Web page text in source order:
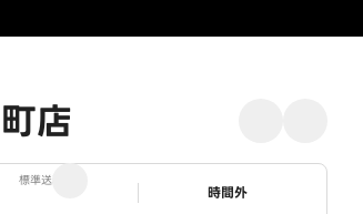
店
標準送料
ステータス
時間外